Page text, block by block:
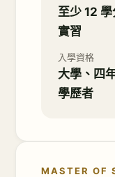
至少 12
實習
入學資格
大學、四
學歷者
MASTER OF